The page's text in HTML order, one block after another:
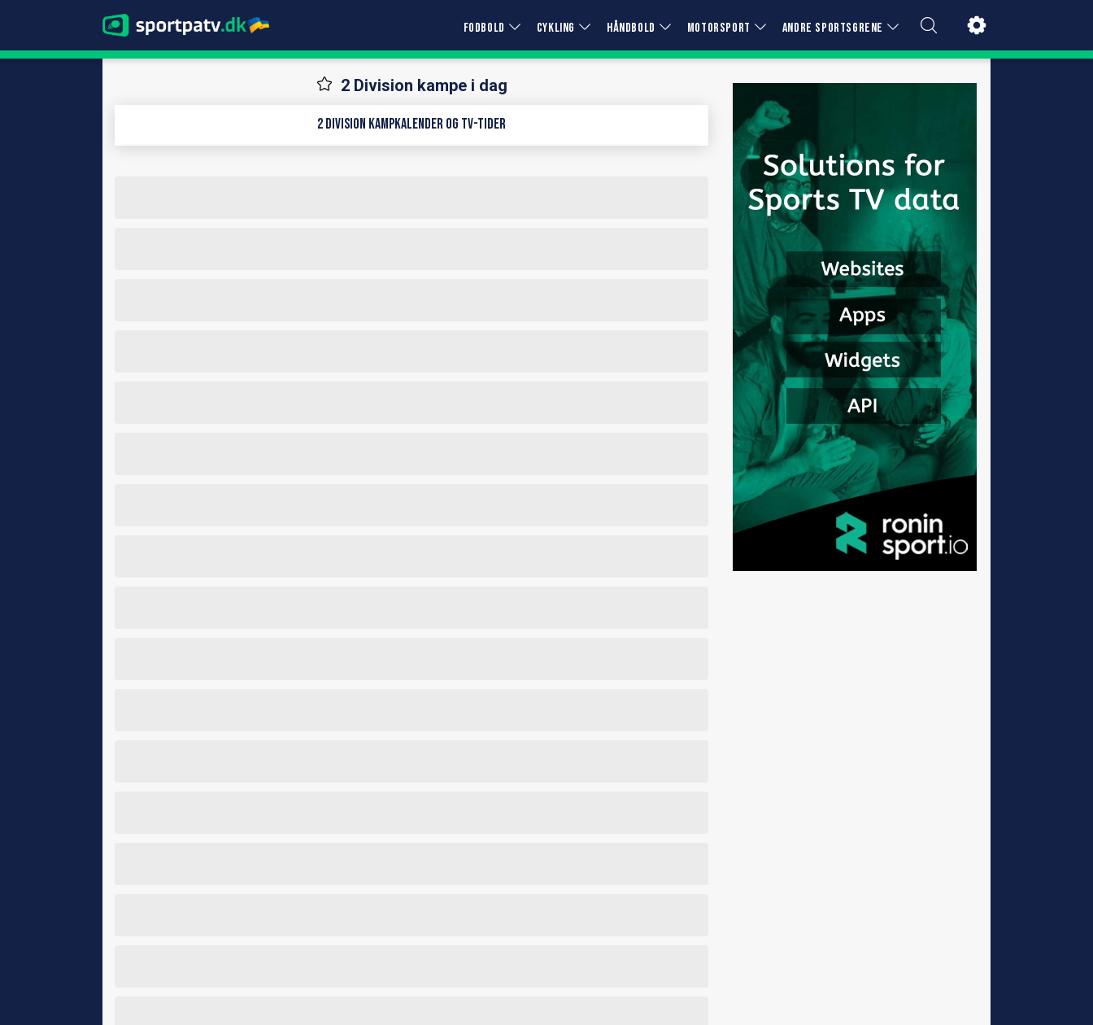
FODBOLD CYKLING HÅNDBOLD MOTORSPORT ANDRE SPORTSGRENE
2 Division kampe i dag
2 Division kampkalender og TV-tider